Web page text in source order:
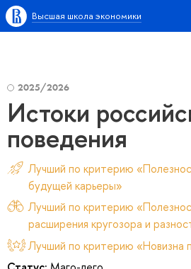
Высшая школа экономики
2025/2026
Истоки
поведения
Лучший по критерию
будущей карьеры»
Лучший по критерию
расширения кругозора и
Лучший по критерию «Новизна